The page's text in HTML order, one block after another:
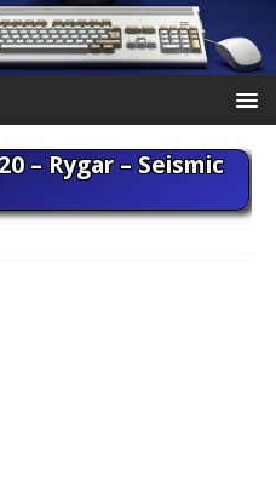
– Rygar – Seismic